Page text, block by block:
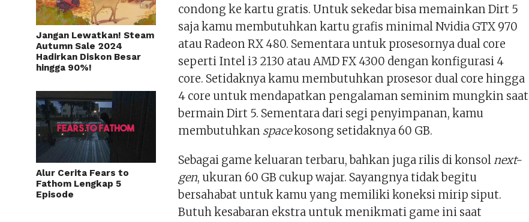
Jangan Lewatkan! Steam
Autumn Sale 2024
Hadirkan Diskon Besar
hingga 90%!
Alur Cerita Fears to
Fathom Lengkap 5
Episode
condong ke kartu gratis. Untuk sekedar bisa memainkan Dirt 5
saja kamu membutuhkan kartu grafis minimal Nvidia GTX 970
atau Radeon RX 480. Sementara untuk prosesornya dual core
seperti Intel i3 2130 atau AMD FX 4300 dengan konfigurasi 4
core. Setidaknya kamu membutuhkan prosesor dual core hingga
4 core untuk mendapatkan pengalaman seminim mungkin saat
bermain Dirt 5. Sementara dari segi penyimpanan, kamu
membutuhkan spacekosong setidaknya 60 GB.
Sebagai game keluaran terbaru, bahkan juga rilis di konsolnext-
gen, ukuran 60 GB cukup wajar. Sayangnya tidak begitu
bersahabat untuk kamu yang memiliki koneksi mirip siput.
Butuh kesabaran ekstra untuk menikmati game ini saat